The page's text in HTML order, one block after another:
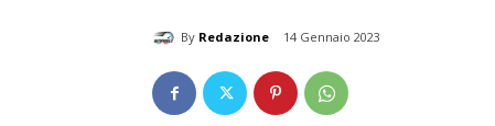
By Redazione 14 Gennaio 2023